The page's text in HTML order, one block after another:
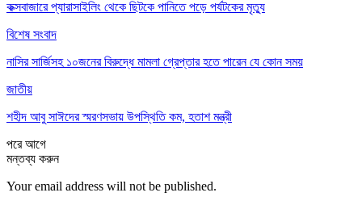
কক্সবাজারে প্যারাসাইলিং থেকে ছিটকে পানিতে পড়ে পর্যটকের মৃত্যু
বিশেষ সংবাদ
নাসির সার্জিসহ ১০জনের বিরুদ্ধে মামলা গ্রেপ্তার হতে পারেন যে কোন সময়
জাতীয়
শহীদ আবু সাঈদের স্মরণসভায় উপস্থিতি কম, হতাশ মন্ত্রী
পরেআগে
মন্তব্য করুন
Your email address will not be published.